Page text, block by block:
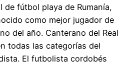
de fútbol playa de Rumanía,
como mejor jugador de
del año. Canterano del Real
todas las categorías del
El futbolista cordobés